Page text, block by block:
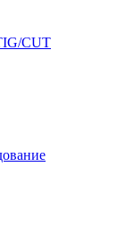
CUT